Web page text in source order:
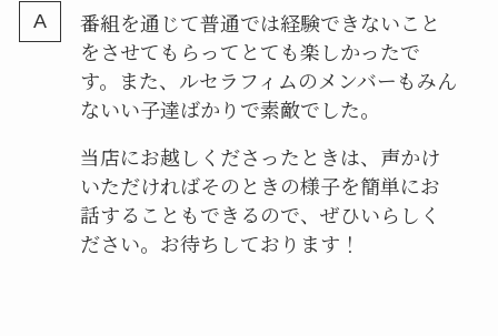
番組を通じて普通では経験できないこと
をさせてもらってとても楽しかったで
す。また、ルセラフィムのメンバーもみん
ないい子達ばかりで素敵でした。
当店にお越しくださったときは、声かけ
いただければそのときの様子を簡単にお
話することもできるので、ぜひいらしく
ださい。お待ちしております！